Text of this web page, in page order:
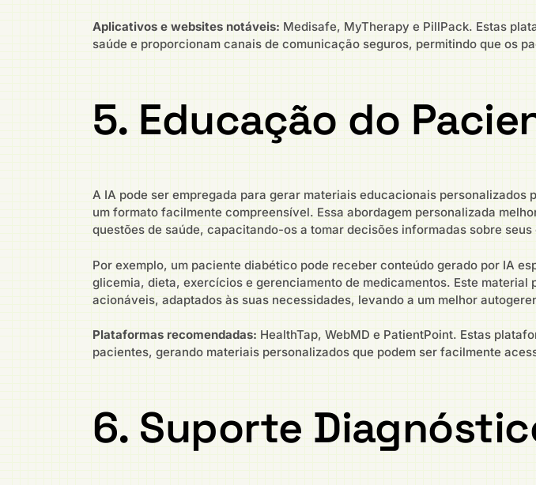
Aplicativos e websites notáveis: Medisafe, MyTherapy e PillPack. Estas
saúde e proporcionam canais de comunicação seguros, permitindo que os
5. Educação do
A IA pode ser empregada para gerar materiais educacionais
um formato facilmente compreensível. Essa abordagem personalizada
questões de saúde, capacitando-os a tomar decisões informadas sobre seus
Por exemplo, um paciente diabético pode receber conteúdo gerado por IA
glicemia, dieta, exercícios e gerenciamento de medicamentos. Este
acionáveis, adaptados às suas necessidades, levando a um melhor
Plataformas recomendadas: HealthTap, WebMD e PatientPoint. Estas
pacientes, gerando materiais personalizados que podem ser facilmente
6. Suporte